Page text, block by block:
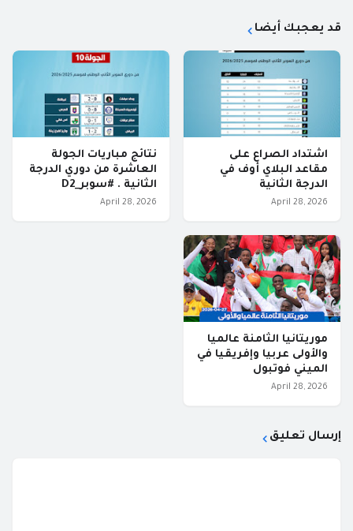
قد يعجبك أيضا
اشتداد الصراع على
مقاعد البلاي أوف في
الدرجة الثانية
April 28, 2026
نتائج مباريات الجولة
العاشرة من دوري الدرجة
الثانية . #سوبر_D2
April 28, 2026
موريتانيا الثامنة عالميا
والأولى عربيا وإفريقيا في
الميني فوتبول
April 28, 2026
إرسال تعليق